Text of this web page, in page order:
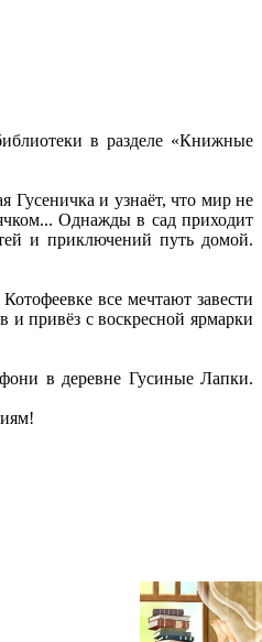
в разделе «Книжные
Гусеничка и узнаёт, что мир не
Однажды в сад приходит
и приключений путь домой.
все мечтают завести
привёз с воскресной ярмарки
в деревне Гусиные Лапки.